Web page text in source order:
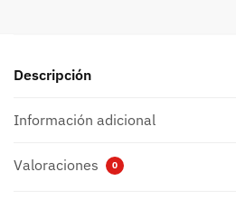
Descripción
Información adicional
Valoraciones 0